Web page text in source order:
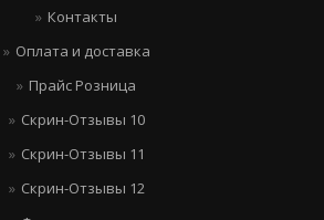
Контакты
Оплата и доставка
Прайс Розница
Скрин-Отзывы 10
Скрин-Отзывы 11
Скрин-Отзывы 12